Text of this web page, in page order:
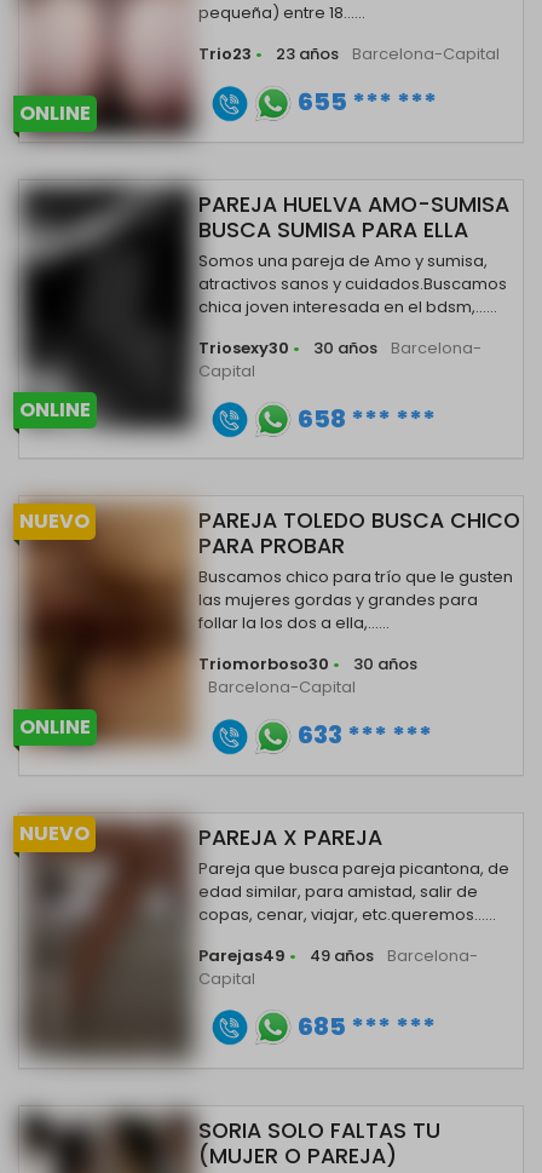
ONLINE
pequeña) entre 18......
Trio23 • 23 años Barcelona-Capital
655 *** ***
ONLINE
PAREJA HUELVA AMO-SUMISA
BUSCA SUMISA PARA ELLA
Somos una pareja de Amo y sumisa,
atractivos sanos y cuidados.Buscamos
chica joven interesada en el bdsm,......
Triosexy30 • 30 años
Barcelona-
Capital
658 *** ***
NUEVO
ONLINE
PAREJA TOLEDO BUSCA CHICO
PARA PROBAR
Buscamos chico para trío que le gusten
las mujeres gordas y grandes para
follar la los dos a ella,......
Triomorboso30 •
30 años
Barcelona-Capital
633 *** ***
NUEVO PAREJA X PAREJA
Pareja que busca pareja picantona, de
edad similar, para amistad, salir de
copas, cenar, viajar, etc.queremos......
Parejas49 • 49 años
Barcelona-
Capital
685 *** ***
SORIA SOLO FALTAS TU
(MUJER O PAREJA)